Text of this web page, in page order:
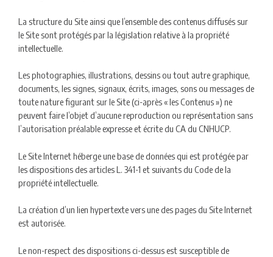
La structure du Site ainsi que l’ensemble des contenus diffusés sur
le Site sont protégés par la législation relative à la propriété
intellectuelle.
Les photographies, illustrations, dessins ou tout autre graphique,
documents, les signes, signaux, écrits, images, sons ou messages de
toute nature figurant sur le Site (ci-après « les Contenus ») ne
peuvent faire l’objet d’aucune reproduction ou représentation sans
l’autorisation préalable expresse et écrite du CA du CNHUCP.
Le Site Internet héberge une base de données qui est protégée par
les dispositions des articles L. 341-1 et suivants du Code de la
propriété intellectuelle.
La création d’un lien hypertexte vers une des pages du Site Internet
est autorisée.
Le non-respect des dispositions ci-dessus est susceptible de